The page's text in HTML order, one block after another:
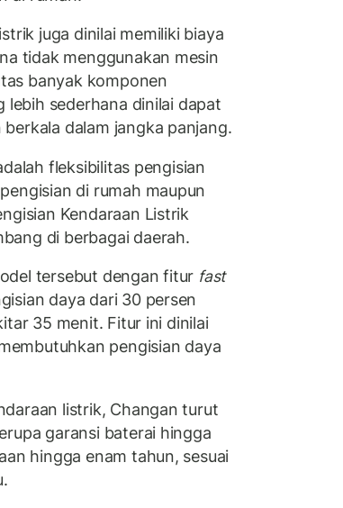
juga dinilai memiliki biaya
tidak menggunakan mesin
banyak komponen
sederhana dinilai dapat
dalam jangka panjang.
fleksibilitas pengisian
di rumah maupun
Kendaraan Listrik
di berbagai daerah.
tersebut dengan fitur fast
daya dari 30 persen
35 menit. Fitur ini dinilai
pengisian daya
listrik, Changan turut
garansi baterai hingga
hingga enam tahun, sesuai